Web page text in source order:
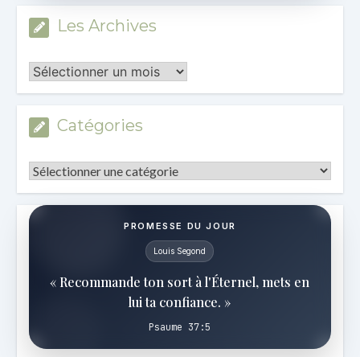
Les Archives
Les
Archives
Catégories
Catégories
PROMESSE DU JOUR
Louis Segond
« Recommande ton sort à l'Éternel, mets en
lui ta confiance. »
Psaume 37:5